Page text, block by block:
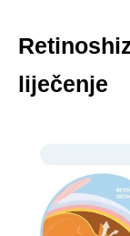
liječenje